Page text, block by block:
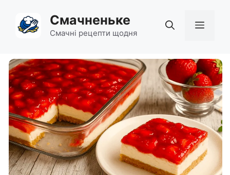
вмісту
Смачненьке
Смачні рецепти щодня